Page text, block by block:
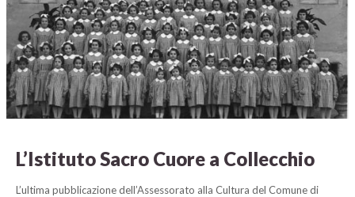
L’Istituto Sacro Cuore a Collecchio
L’ultima pubblicazione dell’Assessorato alla Cultura del Comune di